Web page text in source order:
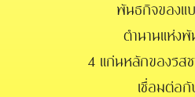
พันธกิจของแบ
ตำนานแห่งพั
4 แก่นหลักของรสช
เชื่อมต่อกั